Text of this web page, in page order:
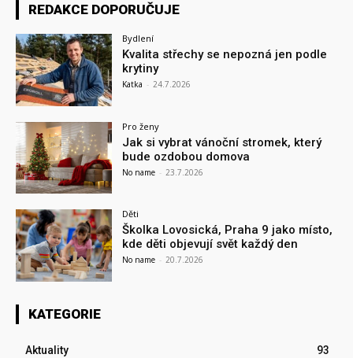
REDAKCE DOPORUČUJE
Bydlení
Kvalita střechy se nepozná jen podle
krytiny
Katka - 24.7.2026
Pro ženy
Jak si vybrat vánoční stromek, který
bude ozdobou domova
No name - 23.7.2026
Děti
Školka Lovosická, Praha 9 jako místo,
kde děti objevují svět každý den
No name - 20.7.2026
KATEGORIE
Aktuality
93